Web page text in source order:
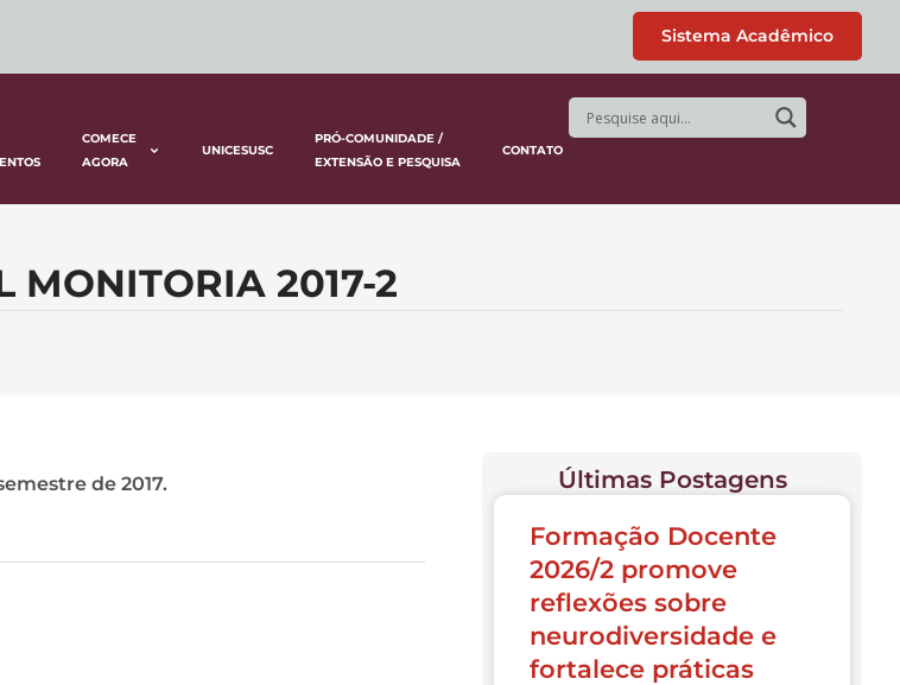
Sistema Acadêmico
COMECE
AGORA
UNICESUSC
PRÓ-COMUNIDADE /
EXTENSÃO E PESQUISA
CONTATO
MONITORIA 2017-2
de 2017.
Últimas Postagens
Formação Docente
2026/2 promove
reflexões sobre
neurodiversidade e
fortalece práticas